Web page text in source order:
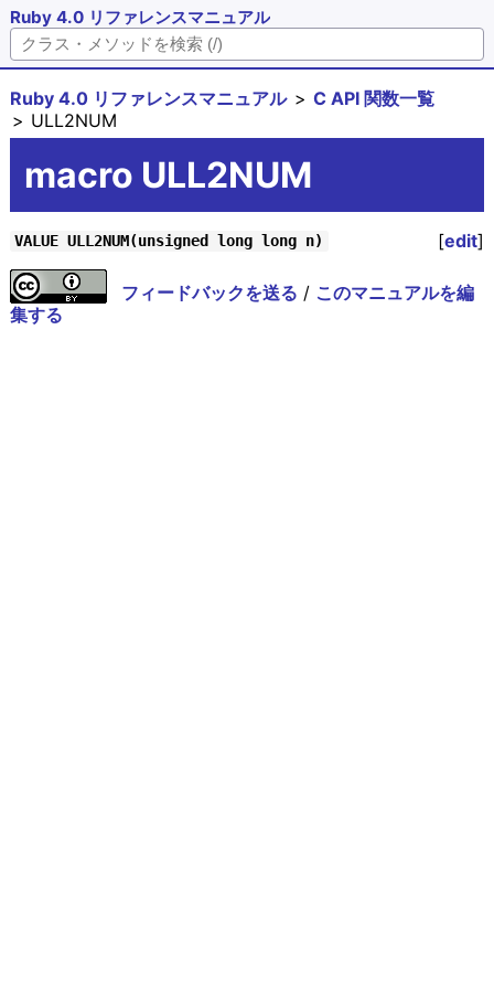
Ruby 4.0 リファレンスマニュアル
Ruby 4.0 リファレンスマニュアル
C API 関数一覧
ULL2NUM
macro ULL2NUM
[edit]
VALUE ULL2NUM(unsigned long long n)
フィードバックを送る / このマニュアルを編
集する